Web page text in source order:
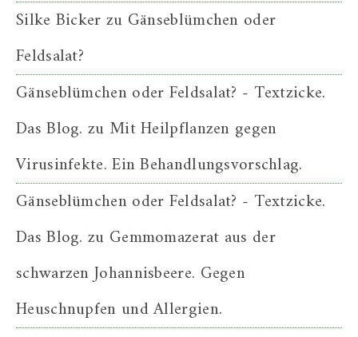
Silke Bickerzu Gänseblümchen oder
Feldsalat?
Gänseblümchen oder Feldsalat? - Textzicke.
Das Blog. zu Mit Heilpflanzen gegen
Virusinfekte. Ein Behandlungsvorschlag.
Gänseblümchen oder Feldsalat? - Textzicke.
Das Blog. zu Gemmomazerat aus der
schwarzen Johannisbeere. Gegen
Heuschnupfen und Allergien.